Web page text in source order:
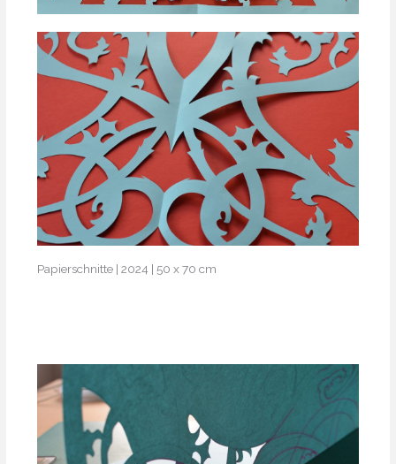
Papierschnitte | 2024 | 50 x 70 cm